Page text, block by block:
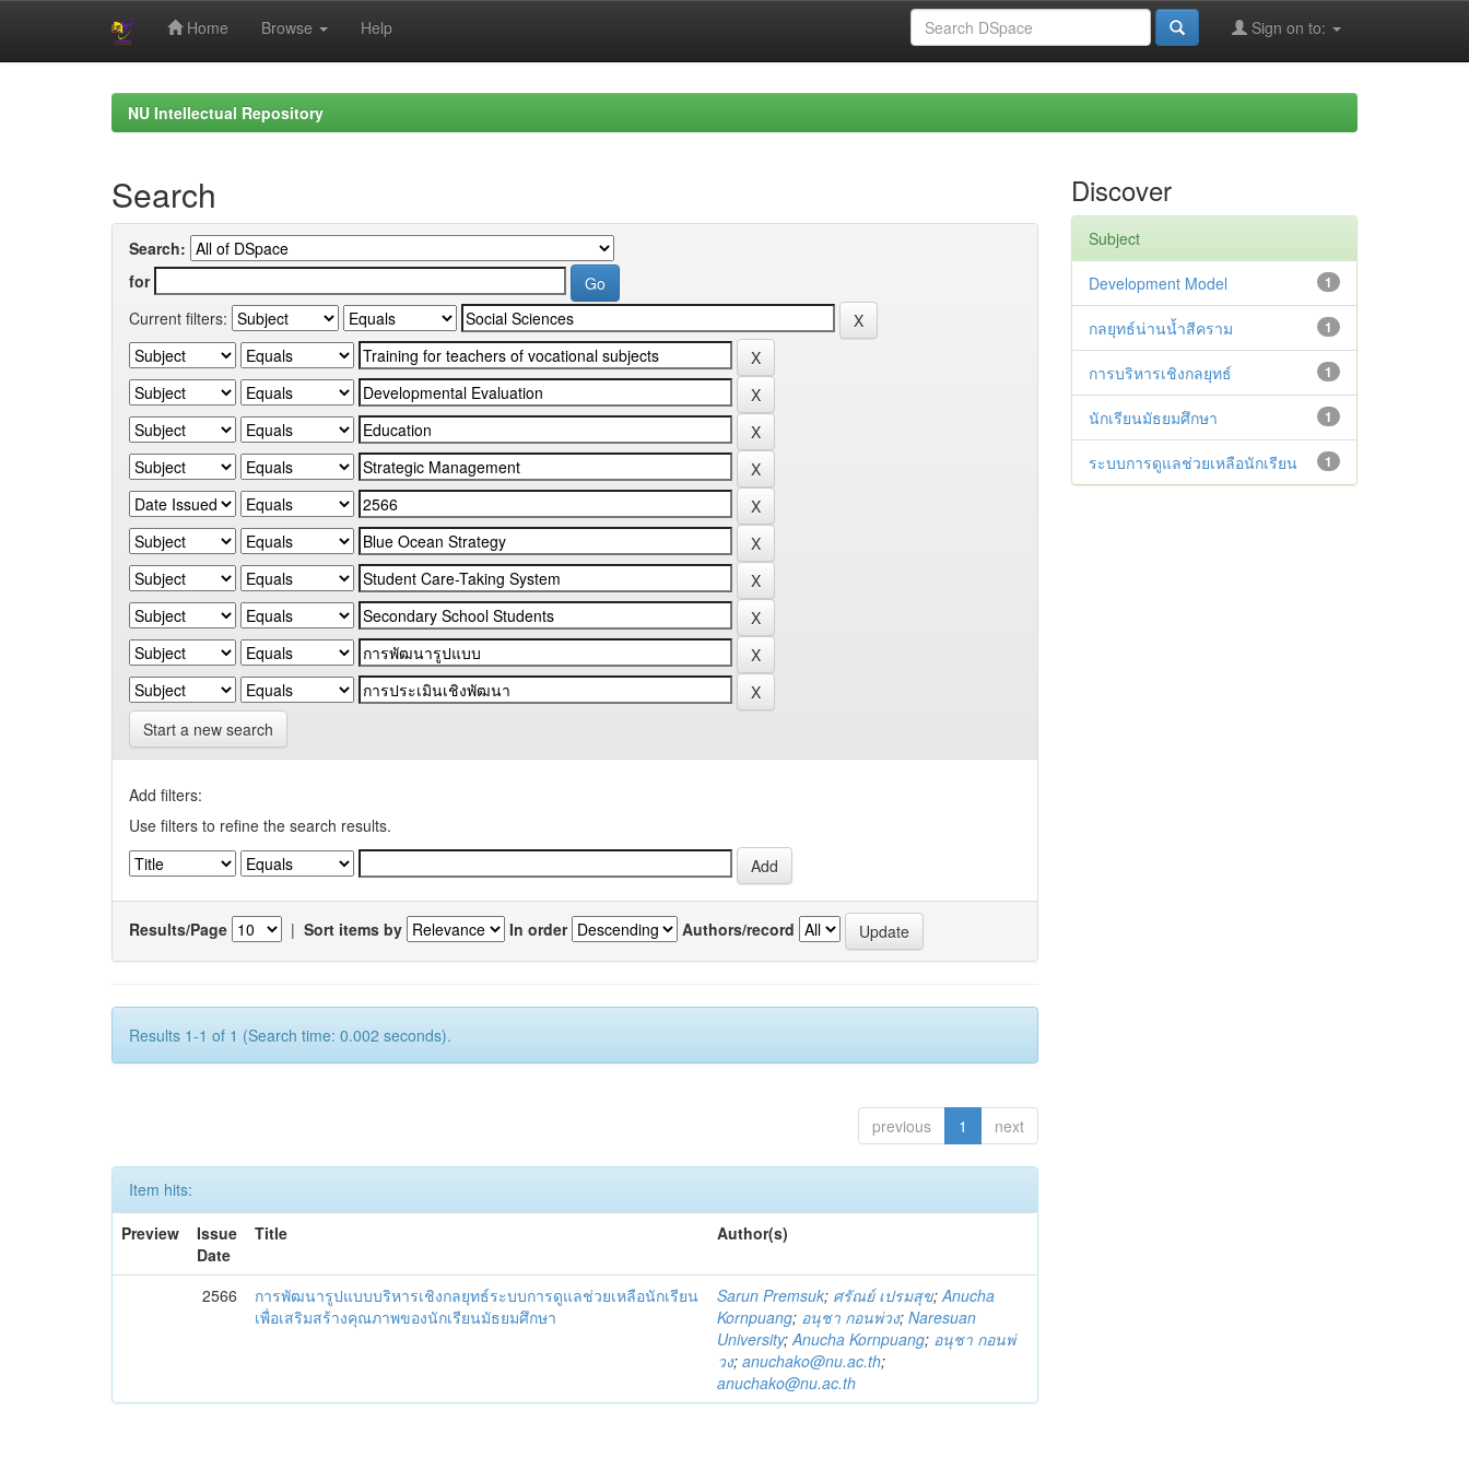
Home Browse Help Sign on to:
NU Intellectual Repository
Search
Search:
for
Current filters:
Start a new search
Add filters:
Use filters to refine the search results.
Results/Page | Sort items by In order Authors/record
Results 1-1 of 1 (Search time: 0.002 seconds).
previous 1 next
Item hits:
Preview
Issue
Date
Title Author(s)
2566
การพัฒนารูปแบบบริหารเชิงกลยุทธ์ระบบการดูแลช่วยเหลือนักเรียน
เพื่อเสริมสร้างคุณภาพของนักเรียนมัธยมศึกษา
Sarun Premsuk; ศรัณย์ เปรมสุข;Anucha
Kornpuang; อนุชา กอนพ่วง;Naresuan
University;Anucha Kornpuang; อนุชา กอนพ่
วง;anuchako@nu.ac.th;
anuchako@nu.ac.th
Discover
Subject
1
Development Model
1
กลยุทธ์น่านน้ำสีคราม
1
การบริหารเชิงกลยุทธ์
1
นักเรียนมัธยมศึกษา
1
ระบบการดูแลช่วยเหลือนักเรียน